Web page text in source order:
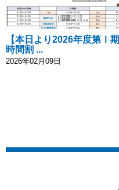
【本日より2026年度第Ⅰ期
時間割 ...
2026年02月09日